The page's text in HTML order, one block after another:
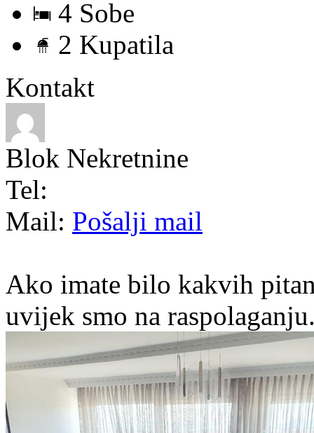
4 Sobe
2 Kupatila
Kontakt
Blok Nekretnine
Tel:
Mail: Pošalji mail
Ako imate bilo kakvih
uvijek smo na